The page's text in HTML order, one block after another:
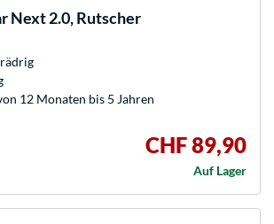
Next 2.0, Rutscher
12 Monaten bis 5 Jahren
CHF 89,90
Auf Lager